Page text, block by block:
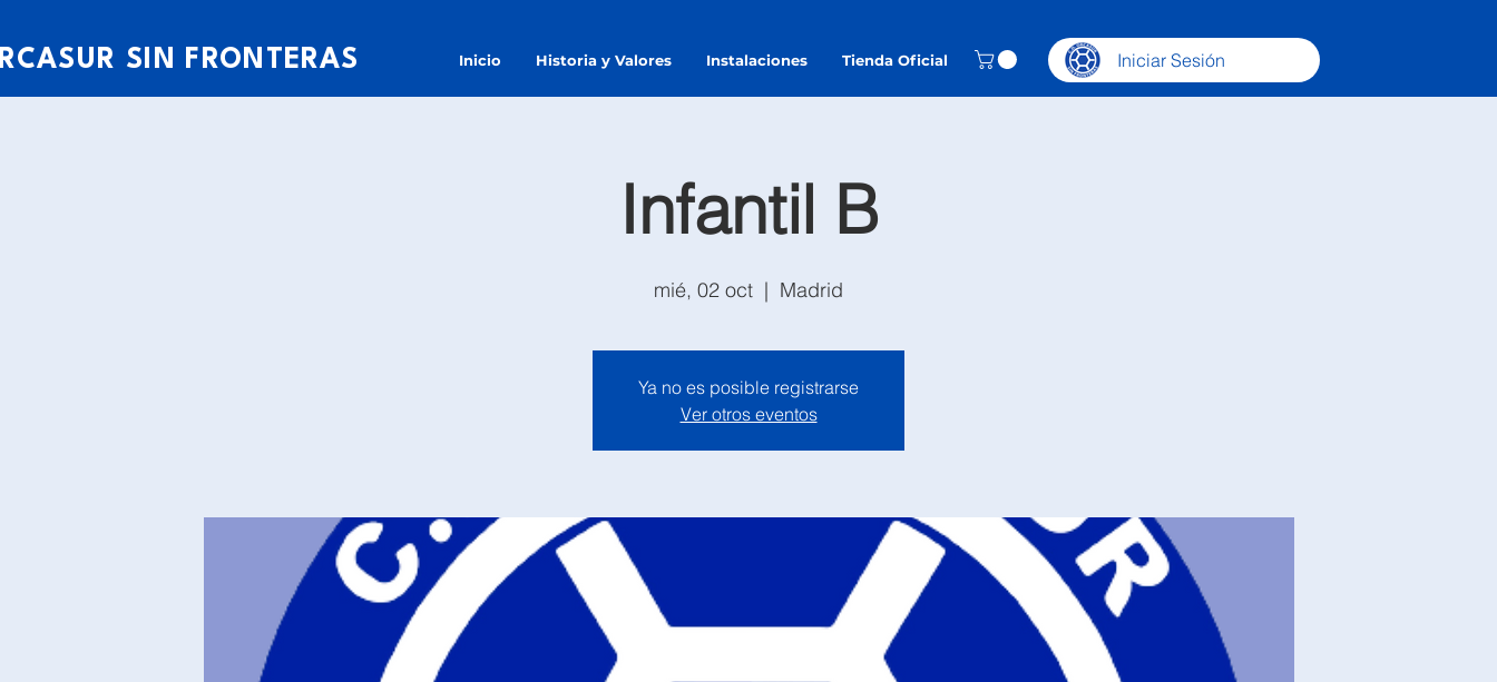
SIN FRONTERAS Inicio Historia y Valores Instalaciones Tienda Oficial Iniciar Sesión
Infantil B
mié, 02 oct
  |
Madrid
Ya no es posible registrarse
Ver otros eventos